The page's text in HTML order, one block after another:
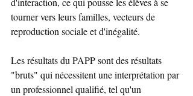
tourner vers leurs familles, vecteurs de
reproduction sociale et d'inégalité.
Les résultats du PAPP sont des résultats
"bruts" qui nécessitent une interprétation par
un professionnel qualifié, tel qu'un